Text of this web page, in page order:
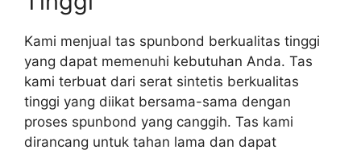
Kami menjual tas spunbond berkualitas tinggi
yang dapat memenuhi kebutuhan Anda. Tas
kami terbuat dari serat sintetis berkualitas
tinggi yang diikat bersama-sama dengan
proses spunbond yang canggih. Tas kami
dirancang untuk tahan lama dan dapat